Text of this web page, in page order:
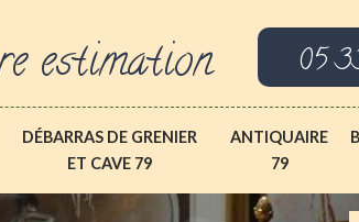
estimation 05
DÉBARRAS DE GRENIER
ET CAVE 79
ANTIQUAIRE
79